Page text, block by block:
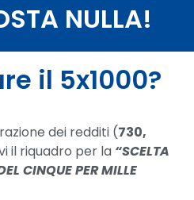
NULLA!
il 5x1000?
dei redditi (730,
il riquadro per la “SCELTA
CINQUE PER MILLE